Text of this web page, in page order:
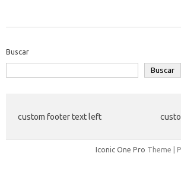
Buscar
Buscar
custom footer text left
Iconic One Pro Theme |